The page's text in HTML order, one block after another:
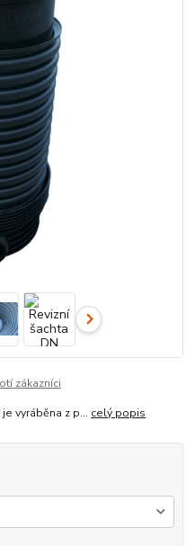
zákazníci
vyráběna z p... celý popis